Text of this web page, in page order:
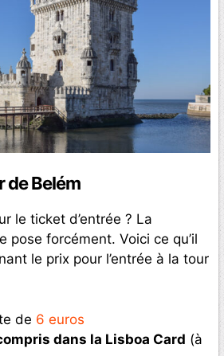
de Belém
le ticket d’entrée ? La
pose forcément. Voici ce qu’il
le prix pour l’entrée à la tour
de 6 euros
dans la Lisboa Card (à